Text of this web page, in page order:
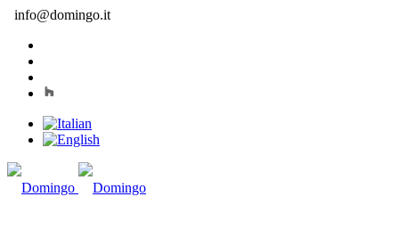
info@domingo.it